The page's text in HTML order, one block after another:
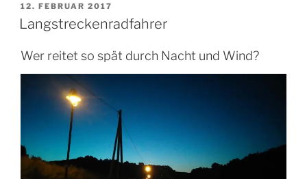
Die
Radharfe
VERÖFFENTLICHT
AM
12. FEBRUAR 2017
Langstreckenradfahrer
Wer reitet so spät durch Nacht und Wind?